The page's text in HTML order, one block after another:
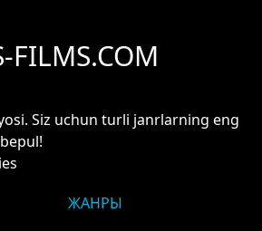
FILMS.COM
Siz uchun turli janrlarning eng
ЖАНРЫ